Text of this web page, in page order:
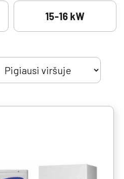
15-16 kW